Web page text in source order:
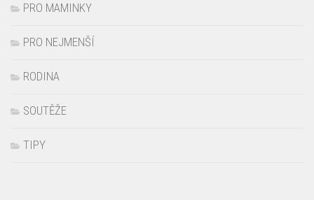
PRO MAMINKY
PRO NEJMENŠÍ
RODINA
SOUTĚŽE
TIPY